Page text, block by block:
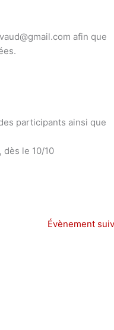
afin que
participants ainsi que
le 10/10
Évènement